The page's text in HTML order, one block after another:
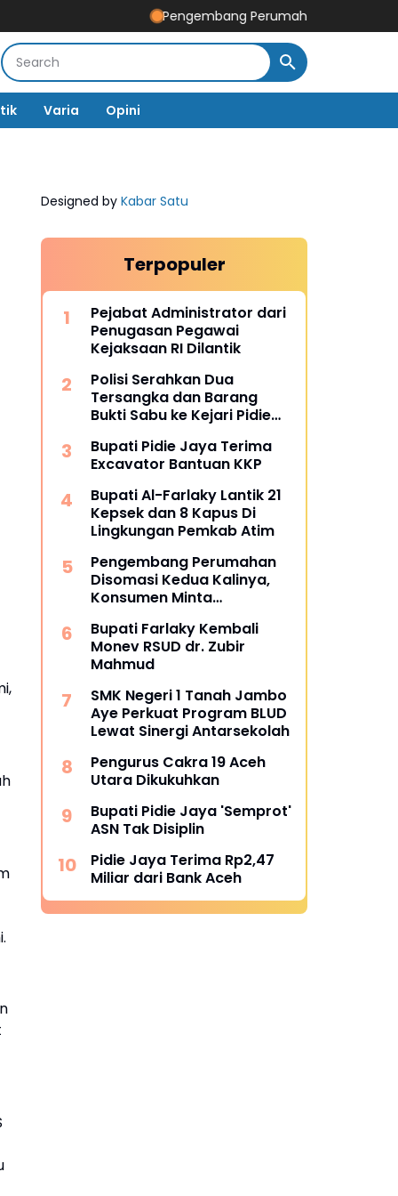
Pengembang Perumahan Disomasi Kedua
Varia Opini
Designed by Kabar Satu
Terpopuler
Pejabat Administrator dari
Penugasan Pegawai
Kejaksaan RI Dilantik
Polisi Serahkan Dua
Tersangka dan Barang
Bukti Sabu ke Kejari Pidie
Bupati Pidie Jaya Terima
Excavator Bantuan KKP
Bupati Al-Farlaky Lantik 21
Kepsek dan 8 Kapus Di
Lingkungan Pemkab Atim
Pengembang Perumahan
Disomasi Kedua Kalinya,
Konsumen Minta
Juta
Bupati Farlaky Kembali
Monev RSUD dr. Zubir
Mahmud
SMK Negeri 1 Tanah Jambo
Aye Perkuat Program BLUD
Lewat Sinergi Antarsekolah
Pengurus Cakra 19 Aceh
Utara Dikukuhkan
Bupati Pidie Jaya 'Semprot'
ASN Tak Disiplin
Pidie Jaya Terima Rp2,47
Miliar dari Bank Aceh